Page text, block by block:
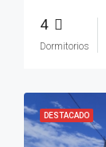
4
Dormitorios
DESTACADO